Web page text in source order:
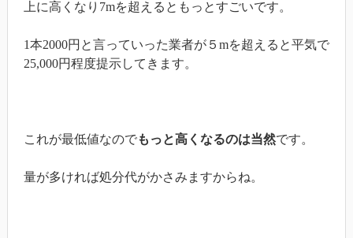
上に高くなり7mを超えるともっとすごいです。
1本2000円と言っていった業者が５mを超えると平気で
25,000円程度提示してきます。
これが最低値なのでもっと高くなるのは当然です。
量が多ければ処分代がかさみますからね。